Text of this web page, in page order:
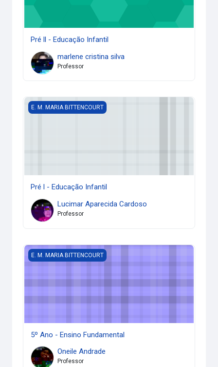
Pré ll - Educação Infantil
marlene cristina silva
Professor
Pré l - Educação Infantil
E. M. MARIA BITTENCOURT
Pré l - Educação Infantil
Lucimar Aparecida Cardoso
Professor
5º Ano - Ensino Fundamental
E. M. MARIA BITTENCOURT
5º Ano - Ensino Fundamental
Oneile Andrade
Professor